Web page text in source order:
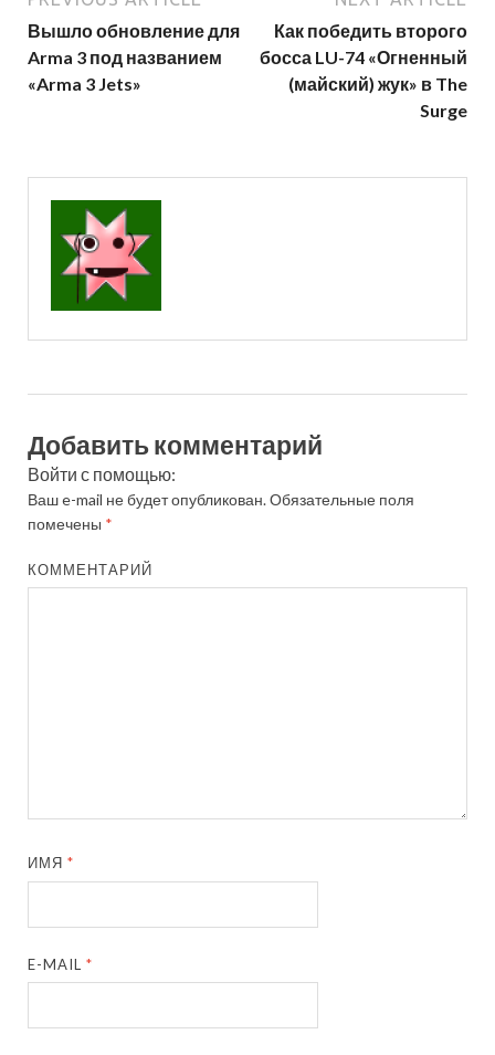
Вышло обновление для
Arma 3 под названием
«Arma 3 Jets»
Как победить второго
босса LU-74 «Огненный
(майский) жук» в The
Surge
Добавить комментарий
Войти с помощью:
Ваш e-mail не будет опубликован.Обязательные поля
помечены *
КОММЕНТАРИЙ
ИМЯ*
E-MAIL*